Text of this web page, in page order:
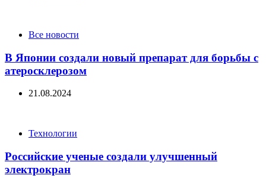
CategoriesВсе новости
В Японии создали новый препарат для борьбы с
атеросклерозом
21.08.2024
CategoriesТехнологии
Российские ученые создали улучшенный
электрокран